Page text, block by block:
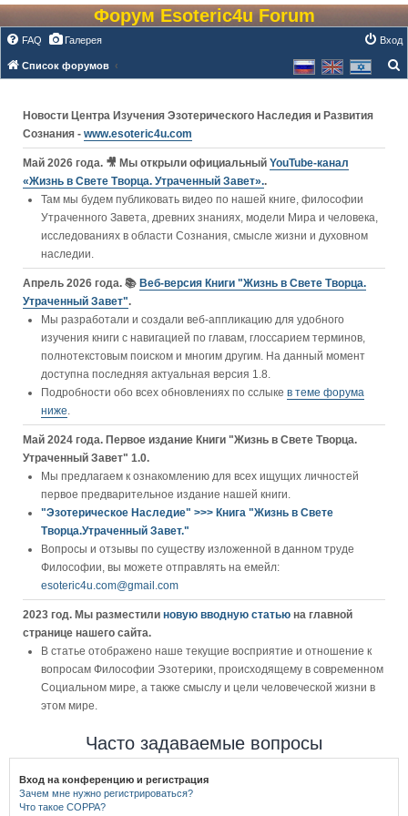
Форум Esoteric4u Forum
FAQ Галерея Вход
Список форумов
Новости Центра Изучения Эзотерического Наследия и Развития
Сознания - www.esoteric4u.com
Май 2026 года. 🎥 Мы открыли официальный YouTube‑канал
«Жизнь в Свете Творца. Утраченный Завет»..
Там мы будем публиковать видео по нашей книге, философии
Утраченного Завета, древних знаниях, модели Мира и человека,
исследованиях в области Сознания, смысле жизни и духовном
наследии.
Апрель 2026 года. 📚 Веб-версия Книги "Жизнь в Свете Творца.
Утраченный Завет".
Мы разработали и создали веб-аппликацию для удобного
изучения книги c навигацией по главам, глоссарием терминов,
полнотекстовым поиском и многим другим. На данный момент
доступна последняя актуальная версия 1.8.
Подробности обо всех обновлениях по сслыке в теме форума
ниже.
Май 2024 года. Первое издание Книги "Жизнь в Свете Творца.
Утраченный Завет" 1.0.
Мы предлагаем к ознакомлению для всех ищущих личностей
первое предварительное издание нашей книги.
"Эзотерическое Наследие" >>> Книга "Жизнь в Свете
Творца.Утраченный Завет."
Вопросы и отзывы по существу изложенной в данном труде
Философии, вы можете отправлять на емейл:
esoteric4u.com@gmail.com
2023 год. Мы разместили новую вводную статью на главной
странице нашего сайта.
В статье отображено наше текущие восприятие и отношение к
вопросам Философии Эзотерики, происходящему в современном
Социальном мире, а также смыслу и цели человеческой жизни в
этом мире.
Часто задаваемые вопросы
Вход на конференцию и регистрация
Зачем мне нужно регистрироваться?
Что такое COPPA?